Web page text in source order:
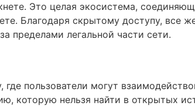
Это целая экосистема,
Благодаря скрытому доступу, все
пределами легальной части сети.
пользователи могут
которую нельзя найти в открытых